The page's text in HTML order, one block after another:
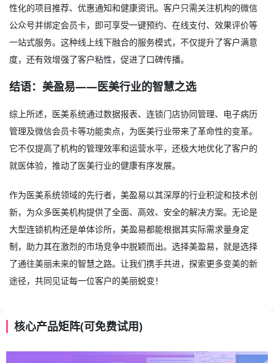
性化的项目推荐、优惠通知和健康资讯。客户只需关注机构的微信
公众号并绑定会员卡，即可享受一键预约、在线支付、效果评价等
一站式服务。这种线上线下融合的服务模式，不仅提升了客户满意
度，还有效增强了客户粘性，促进了口碑传播。
结语：美盈易——医美行业的智慧之选
综上所述，医美系统通过数据报表、连锁门店协同管理、电子病历
管理及微信会员卡等功能卖点，为医美行业带来了革命性的变革。
它不仅提高了机构的管理效率和运营水平，还极大地优化了客户的
就医体验，推动了医美行业的健康有序发展。
作为医美系统领域的先行者，美盈易以其深厚的行业积淀和技术创
新，为众多医美机构提供了全面、高效、安全的解决方案。无论是
大型连锁机构还是单体诊所，美盈易都能根据其实际需求量身定
制，助力其在激烈的市场竞争中脱颖而出。选择美盈易，就是选择
了通往美丽未来的智慧之路。让我们携手共进，探索更多变美的新
途径，共同见证每一位客户的美丽蜕变！
核心产品矩阵(可免费试用)